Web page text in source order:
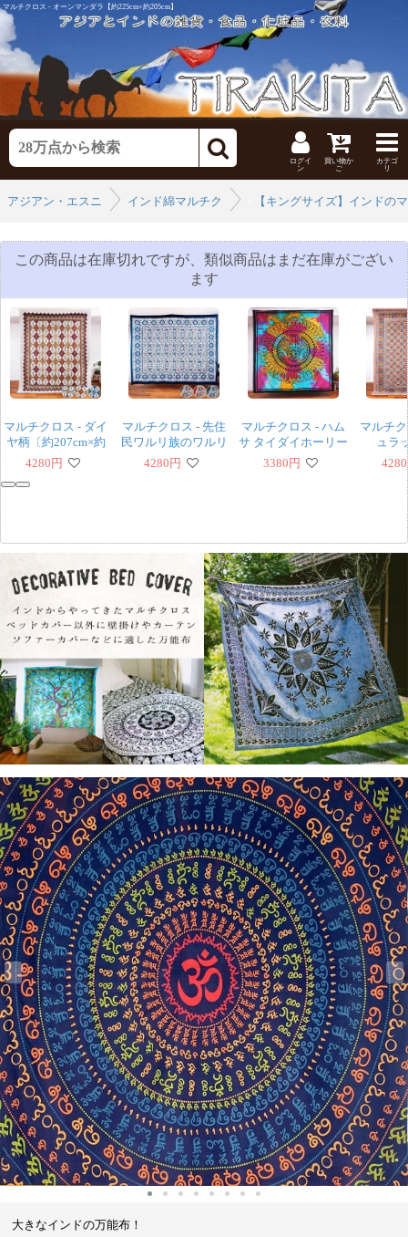
マルチクロス - オーンマンダラ【約225cm×約205cm】
ログイ
ン
買い物か
ご
カテゴ
リ
アジアン・エスニックなインテリア
インド綿マルチクロス 【キングサイズ】インドの
この商品は在庫切れですが、類似商品はまだ在庫がござい
ます
マルチクロス - ダイ
ヤ柄〔約207cm×約
258cm〕
4280 円
マルチクロス - 先住
民ワルリ族のワルリ
画〔約215cm×約
256cm〕
4280 円
マルチクロス - ハム
サ タイダイホーリー
カラー〔約208cm×
約218cm〕
3380 円
マルチ
ュラ
4280
‹ ›
大きなインドの万能布！